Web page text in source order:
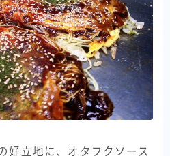
好立地に、オタフクソース